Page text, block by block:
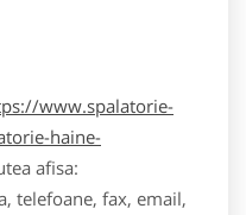
www.spalatorie-
haine-
afisa:
telefoane, fax, email,